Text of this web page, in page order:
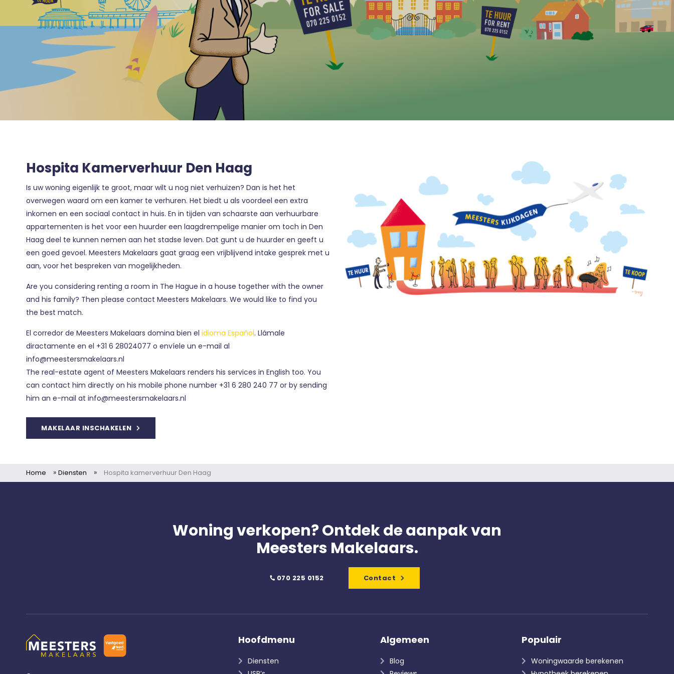
Hospita Kamerverhuur Den Haag
Is uw woning eigenlijk te groot, maar wilt u nog niet verhuizen? Dan is het het
overwegen waard om een kamer te verhuren. Het biedt u als voordeel een extra
inkomen en een sociaal contact in huis. En in tijden van schaarste aan verhuurbare
appartementen is het voor een huurder een laagdrempelige manier om toch in Den
Haag deel te kunnen nemen aan het stadse leven. Dat gunt u de huurder en geeft u
een goed gevoel. Meesters Makelaars gaat graag een vrijblijvend intake gesprek met u
aan, voor het bespreken van mogelijkheden.
Are you considering renting a room in The Hague in a house together with the owner
and his family? Then please contact Meesters Makelaars. We would like to find you
the best match.
El corredor de Meesters Makelaars domina bien el idioma Español. Llámale
diractamente en el +31 6 28024077 o envíele un e-mail al
info@meestersmakelaars.nl
The real-estate agent of Meesters Makelaars renders his services in English too. You
can contact him directly on his mobile phone number +31 6 280 240 77 or by sending
him an e-mail at info@meestersmakelaars.nl
MAKELAAR INSCHAKELEN
Home » Diensten » Hospita kamerverhuur Den Haag
Woning verkopen? Ontdek de aanpak van
Meesters Makelaars.
070 225 0152 Contact
Hoofdmenu
Diensten
Algemeen
Blog
Populair
Woningwaarde berekenen